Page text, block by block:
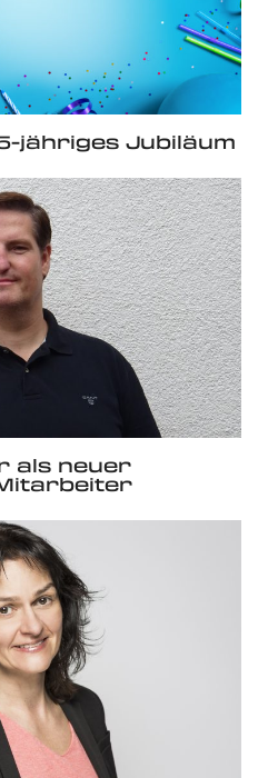
jähriges Jubiläum
als neuer